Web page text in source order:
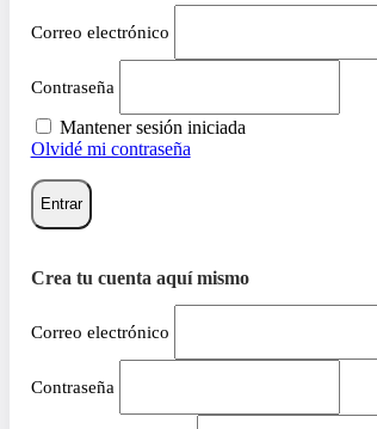
Correo electrónico
Contraseña
Mantener sesión iniciada
Olvidé mi contraseña
Entrar
Crea tu cuenta aquí mismo
Correo electrónico
Contraseña